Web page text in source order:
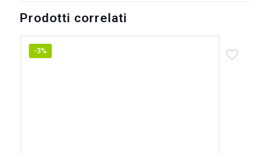
Prodotti correlati
-3%